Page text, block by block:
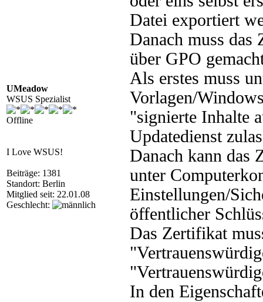
UMeadow
WSUS Spezialist
Offline
I Love WSUS!
Beiträge: 1381
Standort: Berlin
Mitglied seit: 22.01.08
Geschlecht:
Datei exportiert
Danach muss
über GPO
Als erstes muss
Vorlagen/
"signierte Inhalte
Updatedienst
Danach kann das
unter
Einstellungen/
öffentlicher
Das Zertifikat
In den